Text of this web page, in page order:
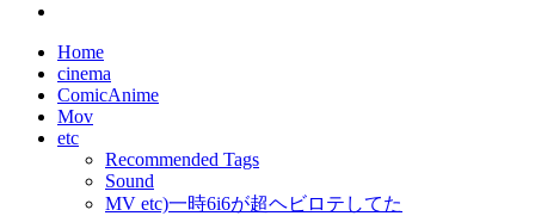
Home
cinema
ComicAnime
Mov
etc
Recommended Tags
Sound
MV etc)一時6i6が超ヘビロテしてた